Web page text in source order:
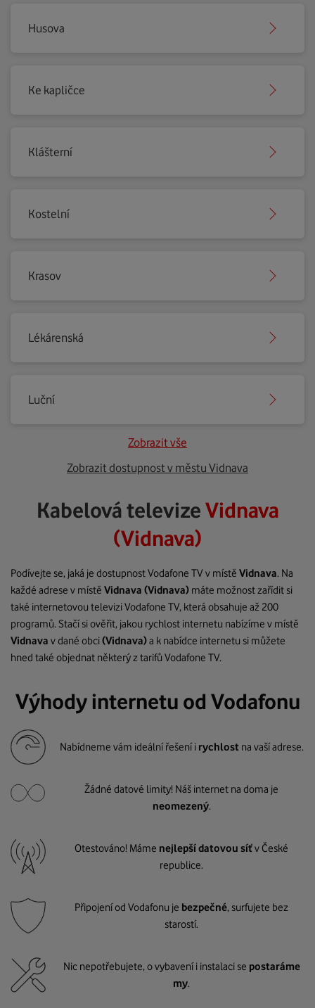
Husova
Ke kapličce
Klášterní
Kostelní
Krasov
Lékárenská
Luční
Zobrazit vše
Zobrazit dostupnost v městu Vidnava
Kabelová televizeVidnava
(Vidnava)
Podívejte se, jaká je dostupnost Vodafone TV v místě Vidnava. Na
každé adrese v místě Vidnava (Vidnava) máte možnost zařídit si
také internetovou televizi Vodafone TV, která obsahuje až 200
programů. Stačí si ověřit, jakou rychlost internetu nabízíme v místě
Vidnava v dané obci(Vidnava)a k nabídce internetu si můžete
hned také objednat některý z tarifů Vodafone TV.
Výhody internetu od Vodafonu
Nabídneme vám ideální řešení i rychlost na vaší adrese.
Žádné datové limity! Náš internet na doma je
neomezený.
Otestováno! Máme nejlepší datovou síťv České
republice.
Připojení od Vodafonu je bezpečné, surfujete bez
starostí.
Nic nepotřebujete, o vybavení i instalaci se postaráme
my.